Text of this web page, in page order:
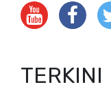
TERKINI